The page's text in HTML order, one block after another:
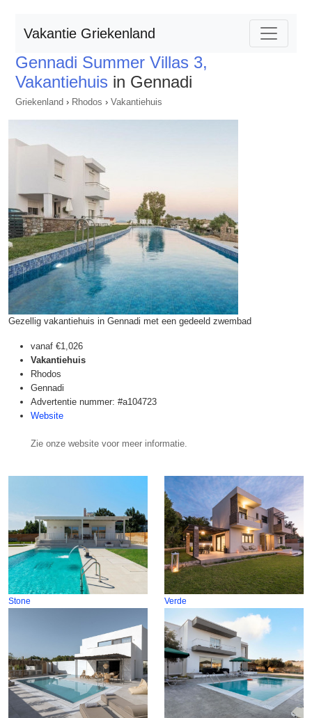
Vakantie Griekenland
Gennadi Summer Villas 3,
Vakantiehuis in Gennadi
Griekenland › Rhodos › Vakantiehuis
Gezellig vakantiehuis in Gennadi met een gedeeld zwembad
vanaf €1,026
Vakantiehuis
Rhodos
Gennadi
Advertentie nummer: #a104723
Website
Zie onze website voor meer informatie.
Stone Verde